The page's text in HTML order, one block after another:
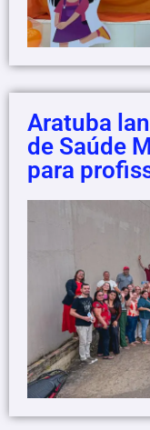
Aratuba
de Saúde
para